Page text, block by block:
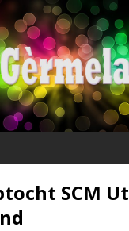
SCM Ut